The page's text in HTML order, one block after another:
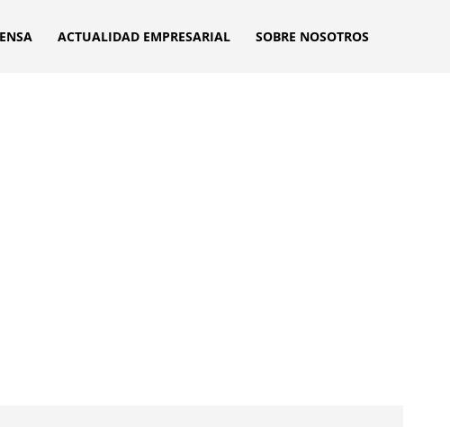
ACTUALIDAD EMPRESARIAL SOBRE NOSOTROS